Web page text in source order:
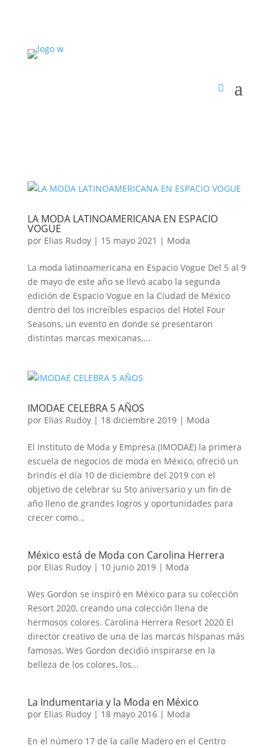
LA MODA LATINOAMERICANA EN ESPACIO
VOGUE
por Elias Rudoy| 15 mayo 2021 | Moda
La moda latinoamericana en Espacio Vogue Del 5 al 9
de mayo de este año se llevó acabo la segunda
edición de Espacio Vogue en la Ciudad de México
dentro del los increíbles espacios del Hotel Four
Seasons, un evento en donde se presentaron
distintas marcas mexicanas,...
IMODAE CELEBRA 5 AÑOS
por Elias Rudoy| 18 diciembre 2019| Moda
El Instituto de Moda y Empresa (IMODAE) la primera
escuela de negocios de moda en México, ofreció un
brindis el día 10 de diciembre del 2019 con el
objetivo de celebrar su 5to aniversario y un fin de
año lleno de grandes logros y oportunidades para
crecer como...
México está de Moda con Carolina Herrera
por Elias Rudoy| 10 junio 2019| Moda
Wes Gordon se inspiró en México para su colección
Resort 2020, creando una colección llena de
hermosos colores. Carolina Herrera Resort 2020 El
director creativo de una de las marcas hispanas más
famosas, Wes Gordon decidió inspirarse en la
belleza de los colores, los...
La Indumentaria y la Moda en México
por Elias Rudoy| 18 mayo 2016| Moda
En el número 17 de la calle Madero en el Centro